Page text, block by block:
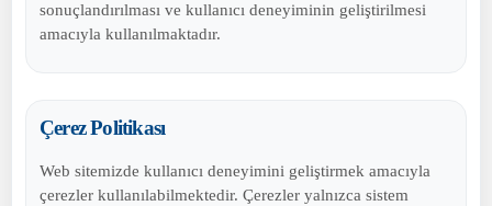
sonuçlandırılması ve kullanıcı deneyiminin geliştirilmesi
amacıyla kullanılmaktadır.
Çerez Politikası
Web sitemizde kullanıcı deneyimini geliştirmek amacıyla
çerezler kullanılabilmektedir. Çerezler yalnızca sistem